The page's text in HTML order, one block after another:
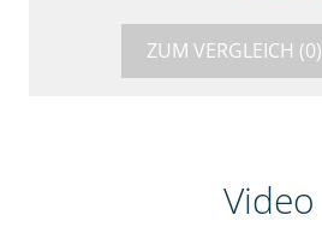
ZUM VERGLEICH (0)
Video